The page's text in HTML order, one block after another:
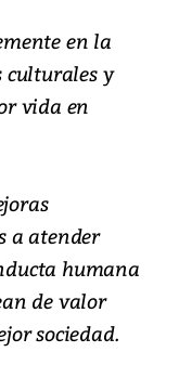
en la
culturales y
vida en
a atender
humana
de valor
sociedad.